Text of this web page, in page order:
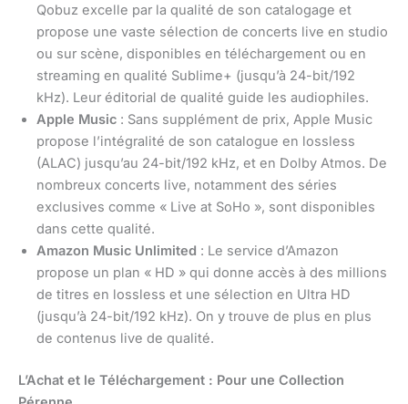
Qobuz excelle par la qualité de son catalogage et
propose une vaste sélection de concerts live en studio
ou sur scène, disponibles en téléchargement ou en
streaming en qualité Sublime+ (jusqu’à 24-bit/192
kHz). Leur éditorial de qualité guide les audiophiles.
Apple Music : Sans supplément de prix, Apple Music
propose l’intégralité de son catalogue en lossless
(ALAC) jusqu’au 24-bit/192 kHz, et en Dolby Atmos. De
nombreux concerts live, notamment des séries
exclusives comme « Live at SoHo », sont disponibles
dans cette qualité.
Amazon Music Unlimited : Le service d’Amazon
propose un plan « HD » qui donne accès à des millions
de titres en lossless et une sélection en Ultra HD
(jusqu’à 24-bit/192 kHz). On y trouve de plus en plus
de contenus live de qualité.
L’Achat et le Téléchargement : Pour une Collection